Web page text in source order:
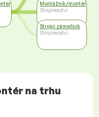
Montážník/montér
Strojírenství
Strojní zámečník
Strojírenství
na trhu